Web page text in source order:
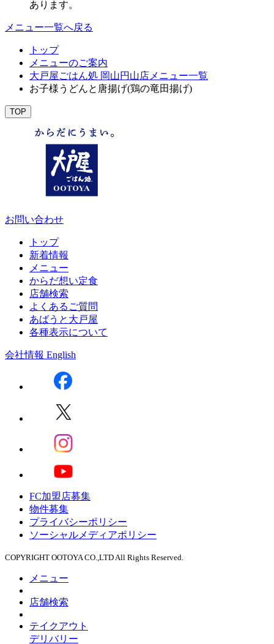
あります。
メニュー一覧へ戻る
トップ
メニューのご案内
大戸屋ごはん処 岡山円山店メニュー一覧
お子様うどんと唐揚げ(鶏の竜田揚げ)
TOP
お問い合わせ
トップ
新着情報
メニュー
からだ想い定食
店舗検索
よくあるご質問
あばうと大戸屋
各種表示について
会社情報 English
FC加盟店募集
物件募集
プライバシーポリシー
ソーシャルメディアポリシー
COPYRIGHT OOTOYA CO.,LTD All Rights Reserved.
メニュー
店舗検索
テイクアウト
デリバリー